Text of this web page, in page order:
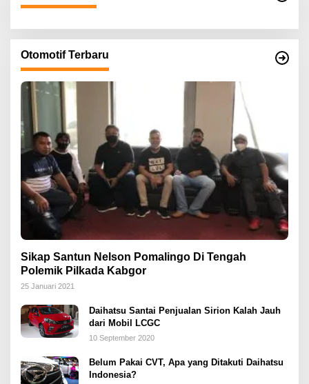
Otomotif Terbaru
Sikap Santun Nelson Pomalingo Di Tengah
Polemik Pilkada Kabgor
25 Januari 2021
Daihatsu Santai Penjualan Sirion Kalah Jauh
dari Mobil LCGC
10 September 2020
Belum Pakai CVT, Apa yang Ditakuti Daihatsu
Indonesia?